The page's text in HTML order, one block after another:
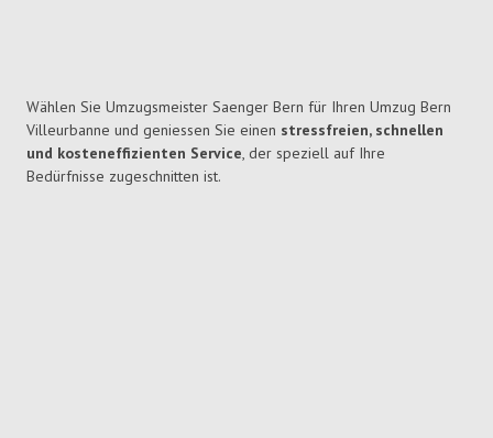
Wählen Sie Umzugsmeister Saenger Bern für Ihren Umzug Bern
Villeurbanne und geniessen Sie einen stressfreien, schnellen
und kosteneffizienten Service, der speziell auf Ihre
Bedürfnisse zugeschnitten ist.